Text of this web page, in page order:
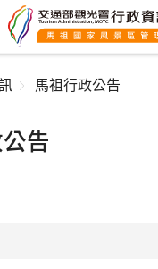
馬祖行政公告
告